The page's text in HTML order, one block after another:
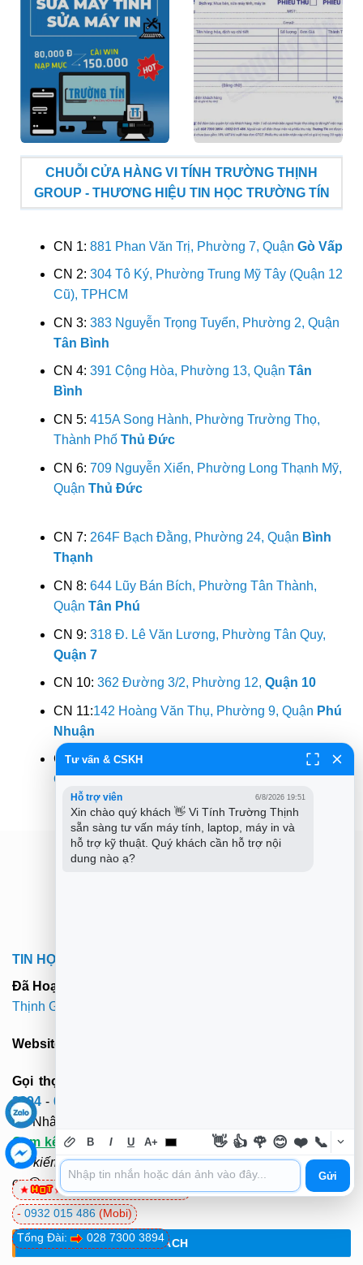
CHUỖI CỬA HÀNG VI TÍNH TRƯỜNG THỊNH
GROUP - THƯƠNG HIỆU TIN HỌC TRƯỜNG TÍN
CN 1: 881 Phan Văn Trị, Phường 7, Quận Gò Vấp
CN 2: 304 Tô Ký, Phường Trung Mỹ Tây (Quận 12
Cũ), TPHCM
CN 3: 383 Nguyễn Trọng Tuyển, Phường 2, Quận
Tân Bình
CN 4: 391 Cộng Hòa, Phường 13, Quận Tân
Bình
CN 5: 415A Song Hành, Phường Trường Thọ,
Thành Phố Thủ Đức
CN 6: 709 Nguyễn Xiển, Phường Long Thạnh Mỹ,
Quận Thủ Đức
CN 7: 264F Bạch Đằng, Phường 24, Quận Bình
Thạnh
CN 8: 644 Lũy Bán Bích, Phường Tân Thành,
Quận Tân Phú
CN 9: 318 Đ. Lê Văn Lương, Phường Tân Quy,
Quận 7
CN 10: 362 Đường 3/2, Phường 12, Quận 10
CN 11:142 Hoàng Văn Thụ, Phường 9, Quận Phú
Nhuận
CN 12:853 Tỉnh Lộ 10, Phường Bình Trị Đông B,
QuậnBình Tân
TIN HỌC TRƯỜNG TÍN TPHCM
Đã Hoạt Động:
Thịnh Group
Website:
Gọi thợ tới sửa tại nhà cả 22 quận tphcm:
3894-0932 015 486
20 Nhân viên tới tận nơi sửa tại chỗ.
Cam kết :"KH hài lòng mới thu tiền". Không cần ra ngoài
tìm kiếm và chờ đợi. Rất hân hạnh được phục vụ. Xin cảm
ơn@
ĐIỀU KHOẢN - CHÍNH SÁCH
Tổng Đài: 028 7300 3894
- 0932 015 486 (Mobi)
0981 81 32 72(Viettel)
Tư vấn & CSKH
Hỗ trợ viên 6/8/2026 19:51
Xin chào quý khách 👋 Vi Tính Trường Thịnh
sẵn sàng tư vấn máy tính, laptop, máy in và
hỗ trợ kỹ thuật. Quý khách cần hỗ trợ nội
dung nào ạ?
B I U A+ 👋 👍 🌹 😊 ❤️ 📞
Gửi